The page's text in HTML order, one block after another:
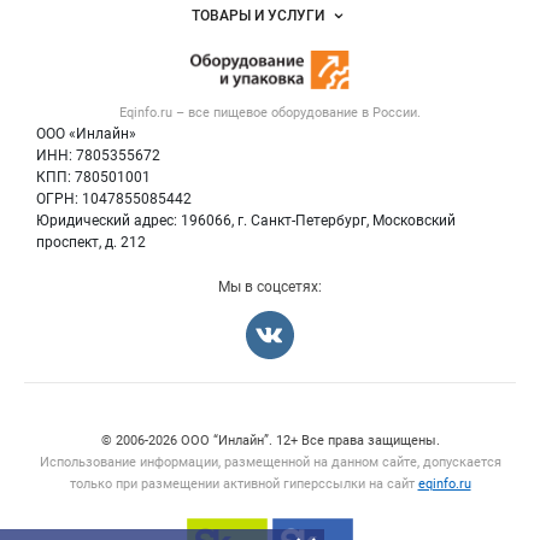
Eqinfo.ru – все пищевое оборудование в России.
ООО «Инлайн»
ИНН: 7805355672
КПП: 780501001
ОГРН: 1047855085442
Юридический адрес: 196066, г. Санкт-Петербург, Московский
проспект, д. 212
Размещение рекламы
Публичная оферта
Контактная информация
Политика обработки персональных данных
Объявления
Вакансии
ТОВАРЫ И УСЛУГИ
Оборудование для пищепрома
Тара и упаковка
Б/у оборудование
Мы в соцсетях:
© 2006‑2026 ООО “Инлайн”. 12+ Все права защищены.
Использование информации, размещенной на данном сайте, допускается
только при размещении активной гиперссылки на сайт eqinfo.ru